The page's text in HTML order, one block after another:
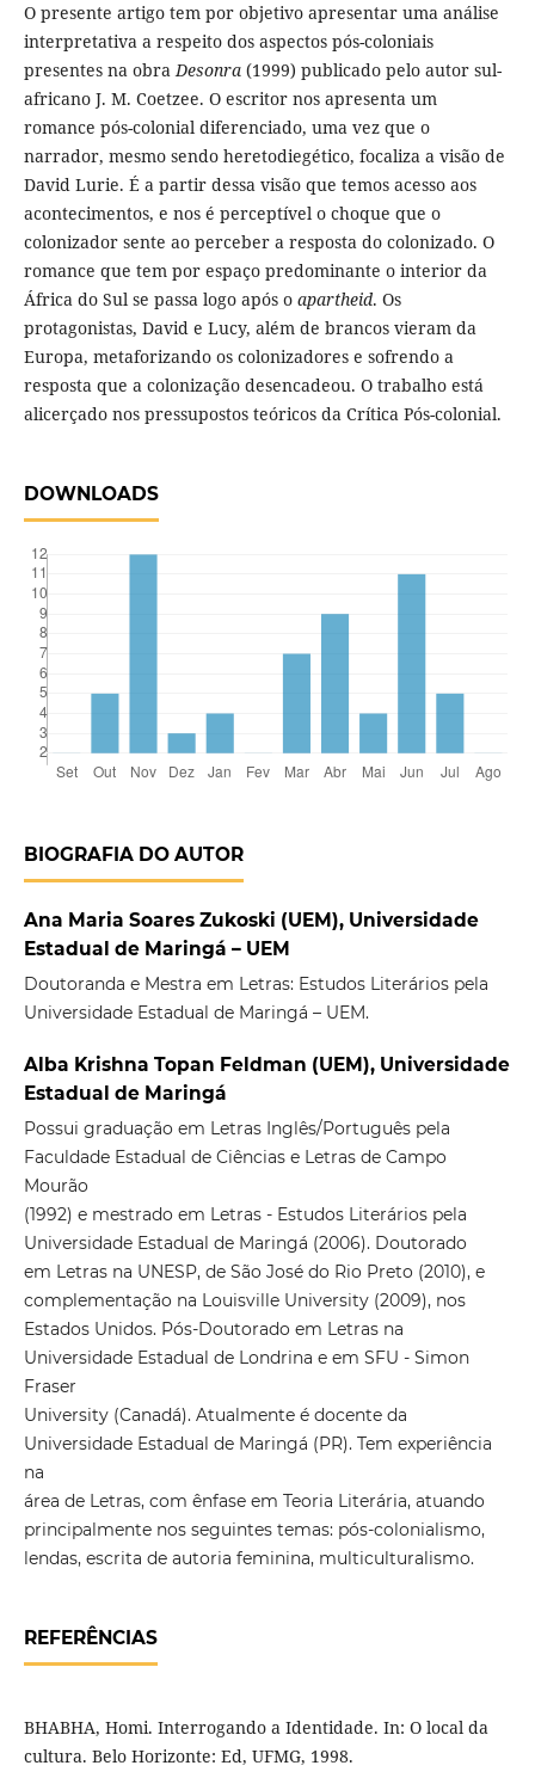
O presente artigo tem por objetivo apresentar uma análise
interpretativa a respeito dos aspectos pós-coloniais
presentes na obraDesonra(1999) publicado pelo autor sul-
africano J. M. Coetzee. O escritor nos apresenta um
romance pós-colonial diferenciado, uma vez que o
narrador, mesmo sendo heretodiegético, focaliza a visão de
David Lurie. É a partir dessa visão que temos acesso aos
acontecimentos, e nos é perceptível o choque que o
colonizador sente ao perceber a resposta do colonizado. O
romance que tem por espaço predominante o interior da
África do Sul se passa logo após o apartheid. Os
protagonistas, David e Lucy, além de brancos vieram da
Europa, metaforizando os colonizadores e sofrendo a
resposta que a colonização desencadeou. O trabalho está
alicerçado nos pressupostos teóricos da Crítica Pós-colonial.
DOWNLOADS
BIOGRAFIA DO AUTOR
Ana Maria Soares Zukoski (UEM), Universidade
Estadual de Maringá – UEM
Doutoranda e Mestra em Letras: Estudos Literários pela
Universidade Estadual de Maringá – UEM.
Alba Krishna Topan Feldman (UEM), Universidade
Estadual de Maringá
Possui graduação em Letras Inglês/Português pela
Faculdade Estadual de Ciências e Letras de Campo
Mourão
(1992) e mestrado em Letras - Estudos Literários pela
Universidade Estadual de Maringá (2006). Doutorado
em Letras na UNESP, de São José do Rio Preto (2010), e
complementação na Louisville University (2009), nos
Estados Unidos. Pós-Doutorado em Letras na
Universidade Estadual de Londrina e em SFU - Simon
Fraser
University (Canadá). Atualmente é docente da
Universidade Estadual de Maringá (PR). Tem experiência
na
área de Letras, com ênfase em Teoria Literária, atuando
principalmente nos seguintes temas: pós-colonialismo,
lendas, escrita de autoria feminina, multiculturalismo.
REFERÊNCIAS
BHABHA, Homi. Interrogando a Identidade. In: O local da
cultura. Belo Horizonte: Ed, UFMG, 1998.